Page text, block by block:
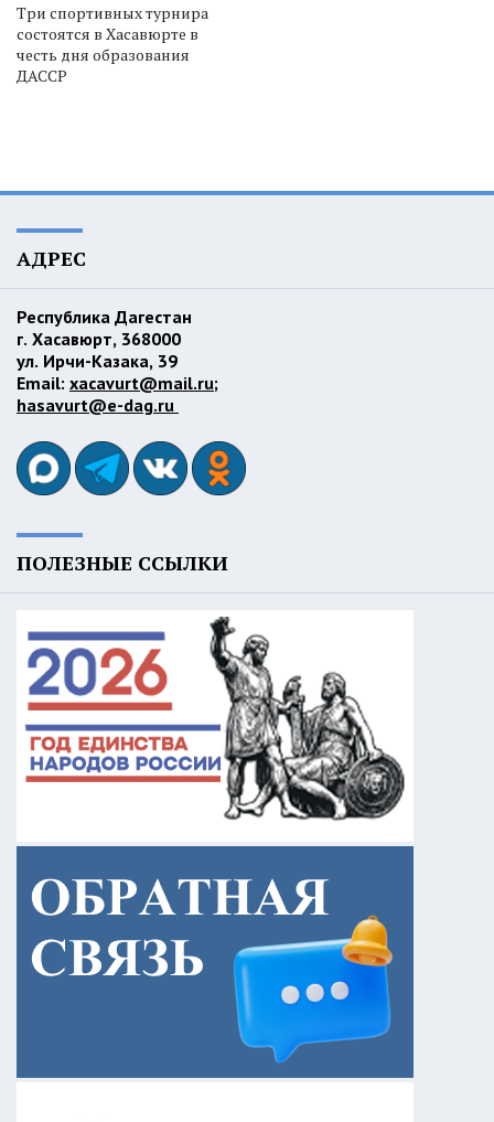
Три спортивных турнира
состоятся в Хасавюрте в
честь дня образования
ДАССР
АДРЕС
Республика Дагестан
г. Хасавюрт, 368000
ул. Ирчи-Казака, 39
Email: xacavurt@mail.ru;
hasavurt@e-dag.ru
ПОЛЕЗНЫЕ ССЫЛКИ